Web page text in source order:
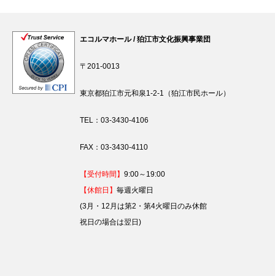
エコルマホール / 狛江市文化振興事業団
〒201-0013
東京都狛江市元和泉1-2-1（狛江市民ホール）
TEL：03-3430-4106
FAX：03-3430-4110
【受付時間】9:00～19:00
【休館日】毎週火曜日
(3月・12月は第2・第4火曜日のみ休館
祝日の場合は翌日)